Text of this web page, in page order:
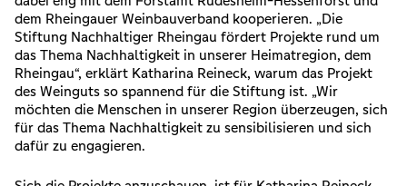
dem Rheingauer Weinbauverband kooperieren. „Die
Stiftung Nachhaltiger Rheingau fördert Projekte rund um
das Thema Nachhaltigkeit in unserer Heimatregion, dem
Rheingau“, erklärt Katharina Reineck, warum das Projekt
des Weinguts so spannend für die Stiftung ist. „Wir
möchten die Menschen in unserer Region überzeugen, sich
für das Thema Nachhaltigkeit zu sensibilisieren und sich
dafür zu engagieren.